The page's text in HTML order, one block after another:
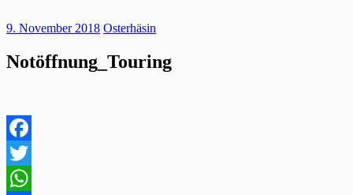
9. November 2018 Osterhäsin
Notöffnung_Touring
Facebook
Twitter